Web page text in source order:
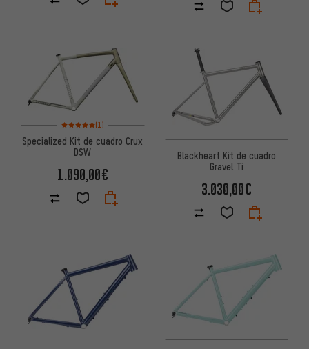
Valoración media: 5 de 5 basada en 1 reseñas
(1)
Specialized Kit de cuadro Crux
DSW
1.090,00€
Blackheart Kit de cuadro
Gravel Ti
3.030,00€